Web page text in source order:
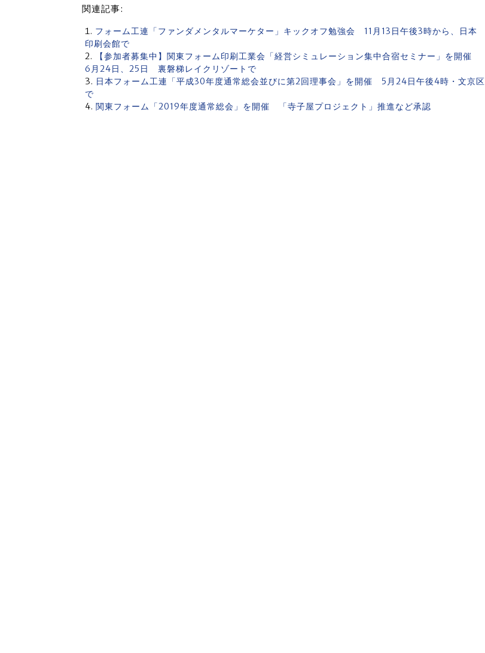
関連記事:
フォーム工連「ファンダメンタルマーケター」キックオフ勉強会 11月13日午後3時から、日本
印刷会館で
【参加者募集中】関東フォーム印刷工業会「経営シミュレーション集中合宿セミナー」を開催
6月24日、25日 裏磐梯レイクリゾートで
日本フォーム工連「平成30年度通常総会並びに第2回理事会」を開催 5月24日午後4時・文京区
で
関東フォーム「2019年度通常総会」を開催 「寺子屋プロジェクト」推進など承認